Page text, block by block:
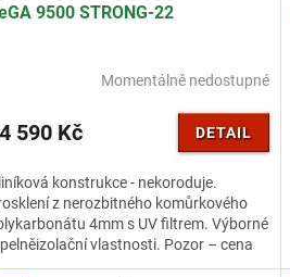
M
A
9500 STRONG-22
Momentálně nedostupné
590 Kč DETAIL
konstrukce - nekoroduje.
z nerozbitného komůrkového
4mm s UV filtrem. Výborné
vlastnosti. Pozor – cena
obsahuje...